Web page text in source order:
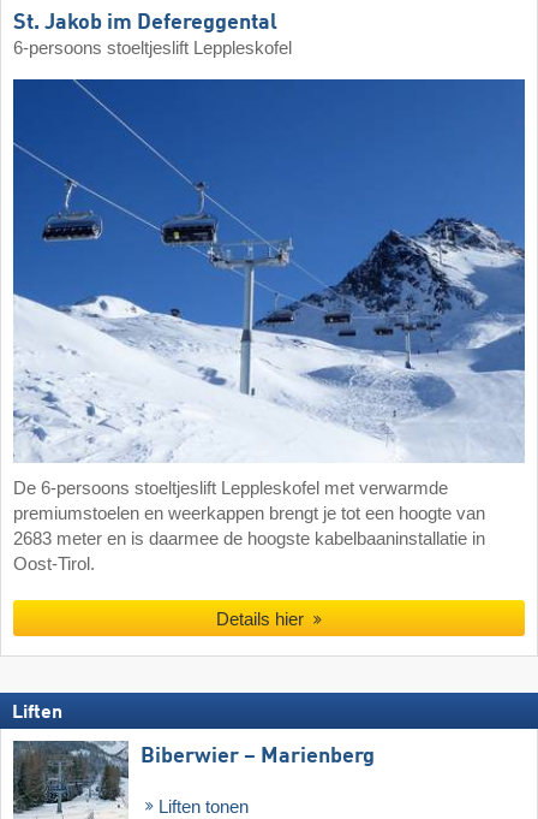
St. Jakob im Defereggental
6-persoons stoeltjeslift Leppleskofel
De 6-persoons stoeltjeslift Leppleskofel met verwarmde
premiumstoelen en weerkappen brengt je tot een hoogte van
2683 meter en is daarmee de hoogste kabelbaaninstallatie in
Oost-Tirol.
Details hier
Liften
Biberwier – Marienberg
Liften tonen